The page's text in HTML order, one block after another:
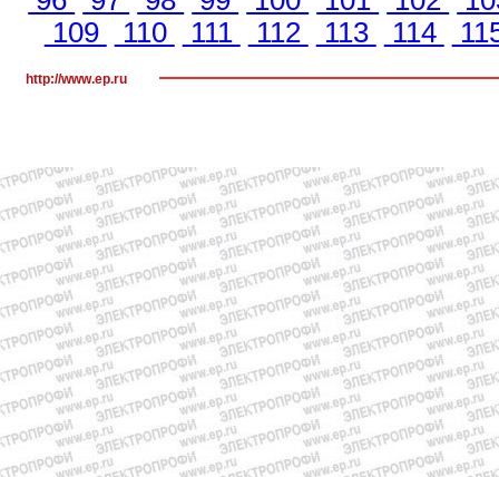
109
110 111 112 113 114
http://www.ep.ru